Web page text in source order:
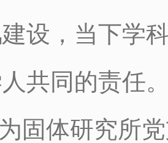
设，当下学
共同的责任
固体研究所